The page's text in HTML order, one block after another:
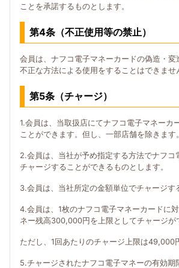
ことを承諾するものとします。
第4条（不正使用等の禁止）
会員は、ナフコ電子マネーカードの偽造・変
不正な方法による使用をすることはできませ
第5条（チャージ）
1.会員は、当取扱店にてナフコ電子マネーカ
ことができます。但し、一部店舗を除きます。
2.会員は、当社が予め指定する方法でナフコ
チャージすることができるものとします。
3.会員は、当社所定の金額単位でチャージす
4.会員は、1枚のナフコ電子マネーカードに
ネー残高300,000円を上限としてチャージが
ただし、1回あたりのチャージ上限は49,000
5.チャージされたナフコ電子マネーの有効期